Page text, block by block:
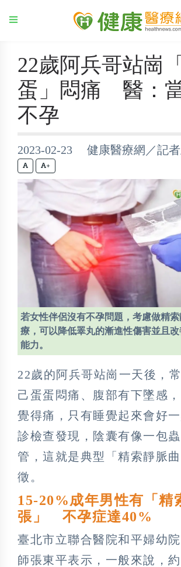
22歲阿兵哥站崗
蛋」悶痛 醫：
不孕
2023-02-23 健康醫療網／記
+
若女性伴侶沒有不孕問題，考慮做精
療，可以降低睪丸的漸進性傷害並且
能力。
22歲的阿兵哥站崗一天後，
己蛋蛋悶痛、腹部有下墜感
覺得痛，只有睡覺起來會好
診檢查發現，陰囊有像一包
管，這就是典型「精索靜脈
徵。
15-20%成年男性有「精
張」 不孕症達40%
臺北市立聯合醫院和平婦幼
師張東平表示，一般來說，